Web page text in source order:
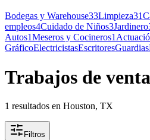
Bodegas y Warehouse33Limpieza31
empleos4Cuidado de Niños3Jardinero
Autos1Meseros y Cocineros1
GráficoElectricistasEscritoresGuardias
Trabajos de
1 resultados en Houston, TX
Filtros